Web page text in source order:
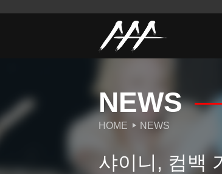
NEWS
HOME NEWS
샤이니, 컴백